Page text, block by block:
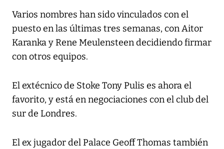
Varios nombres han sido vinculados con el
puesto en las últimas tres semanas, con Aitor
Karanka y Rene Meulensteen decidiendo firmar
con otros equipos.
El extécnico de Stoke Tony Pulis es ahora el
favorito, y está en negociaciones con el club del
sur de Londres.
El ex jugador del Palace Geoff Thomas también